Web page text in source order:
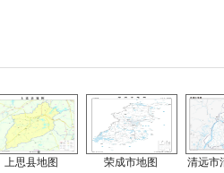
上思县地图 荣成市地图 清远市